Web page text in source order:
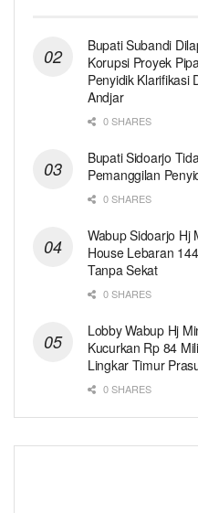
Bupati Subandi
Korupsi Proyek
Penyidik Klarifikasi
Andjar
0 SHARES
Bupati Sidoarjo
Pemanggilan
0 SHARES
Wabup Sidoarjo Hj
House Lebaran
Tanpa Sekat
0 SHARES
Lobby Wabup Hj
Kucurkan Rp 84
Lingkar Timur
0 SHARES